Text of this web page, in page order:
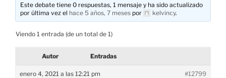
Este debate tiene 0 respuestas, 1 mensaje y ha sido actualizado
por última vez el hace 5 años, 7 meses por kelvincy.
Viendo 1 entrada (de un total de 1)
Autor Entradas
enero 4, 2021 a las 12:21 pm #12799